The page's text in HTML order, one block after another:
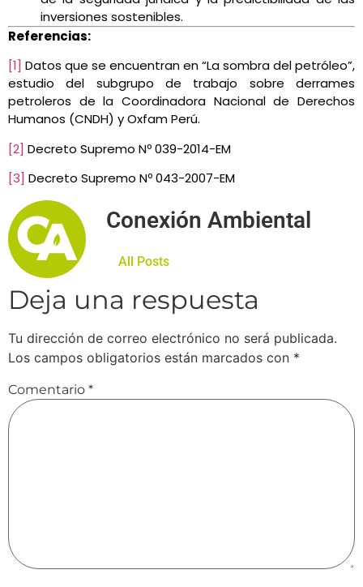
inversiones sostenibles.
Referencias:
[1] Datos que se encuentran en “La sombra del petróleo”,
estudio del subgrupo de trabajo sobre derrames
petroleros de la Coordinadora Nacional de Derechos
Humanos (CNDH) y Oxfam Perú.
[2] Decreto Supremo Nº 039-2014-EM
[3] Decreto Supremo Nº 043-2007-EM
Conexión Ambiental
All Posts
Deja una respuesta
Tu dirección de correo electrónico no será publicada.
Los campos obligatorios están marcados con *
Comentario *